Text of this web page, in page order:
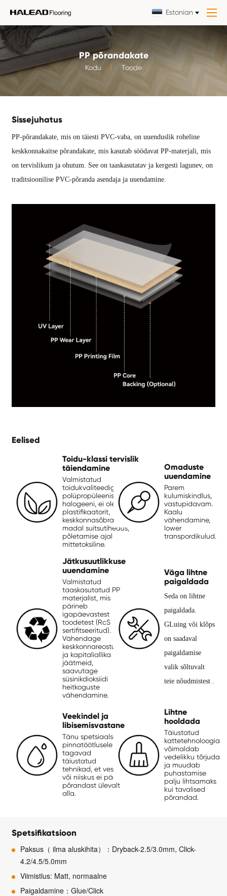
Estonian
PP põrandakate
Kodu Toode
Sissejuhatus
PP-põrandakate, mis on täiesti PVC-vaba, on uuenduslik roheline
keskkonnakaitse põrandakate, mis kasutab söödavat PP-materjali, mis
on tervislikum ja ohutum. See on taaskasutatav ja kergesti lagunev, on
traditsioonilise PVC-põranda asendaja ja uuendamine.
Eelised
Toidu-klassi tervislik
täiendamine
Valmistatud
toidukvaliteediga
polüpropüleenist, ei ole
halogeeni, ei ole
plastifikaatorit,
keskkonnasõbralikum.Ja
madal suitsutihedus,
põletamise ajal
mittetoksiline.
Omaduste
uuendamine
Parem
kulumiskindlus,
vastupidavam.
Kaalu
vähendamine,
lower
transpordikulud.
Jätkusuutlikkuse
uuendamine
Valmistatud
taaskasutatud PP
materjalist, mis
pärineb
igapäevastest
toodetest (RcS
sertifitseeritud).
Vähendage
keskkonnareostust
ja kapitaliallika
jäätmeid,
saavutage
süsinikdioksiidi
heitkoguste
vähendamine.
Väga lihtne
paigaldada
Seda on lihtne
paigaldada.
GLuing või klõps
on saadaval
paigaldamise
valik sõltuvalt
teie nõudmistest .
Veekindel ja
libisemisvastane
Tänu spetsiaalsele
pinnatöötlusele
tagavad
täiustatud
tehnikad, et vesi
või niiskus ei pääse
põrandast ülevalt
alla.
Lihtne
hooldada
Täiustatud
kattetehnoloogia
võimaldab
vedelikku tõrjuda
ja muudab
puhastamise
palju lihtsamaks
kui tavalised
põrandad.
Spetsifikatsioon
Paksus（ ilma aluskihita）：Dryback-2.5/3.0mm, Click-
4.2/4.5/5.0mm
Viimistlus: Matt, normaalne
Paigaldamine：Glue/Click